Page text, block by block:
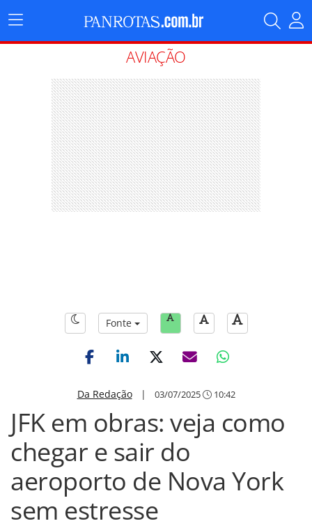
Menu
Principal
AVIAÇÃO
Fonte
Da Redação| 03/07/2025 10:42
JFK em obras: veja como
chegar e sair do
aeroporto de Nova York
sem estresse